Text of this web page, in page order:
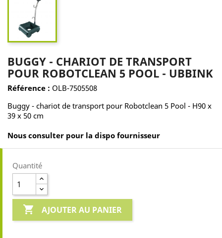
BUGGY - CHARIOT DE TRANSPORT
POUR ROBOTCLEAN 5 POOL - UBBINK
Référence : OLB-7505508
Buggy - chariot de transport pour Robotclean 5 Pool - H90 x
39 x 50 cm
Nous consulter pour la dispo fournisseur
Quantité
 AJOUTER AU PANIER